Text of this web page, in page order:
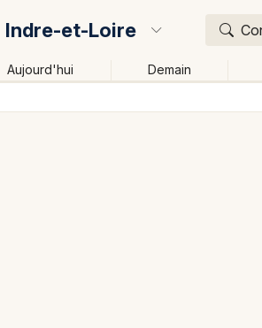
Indre-et-Loire
Aujourd'hui Demain